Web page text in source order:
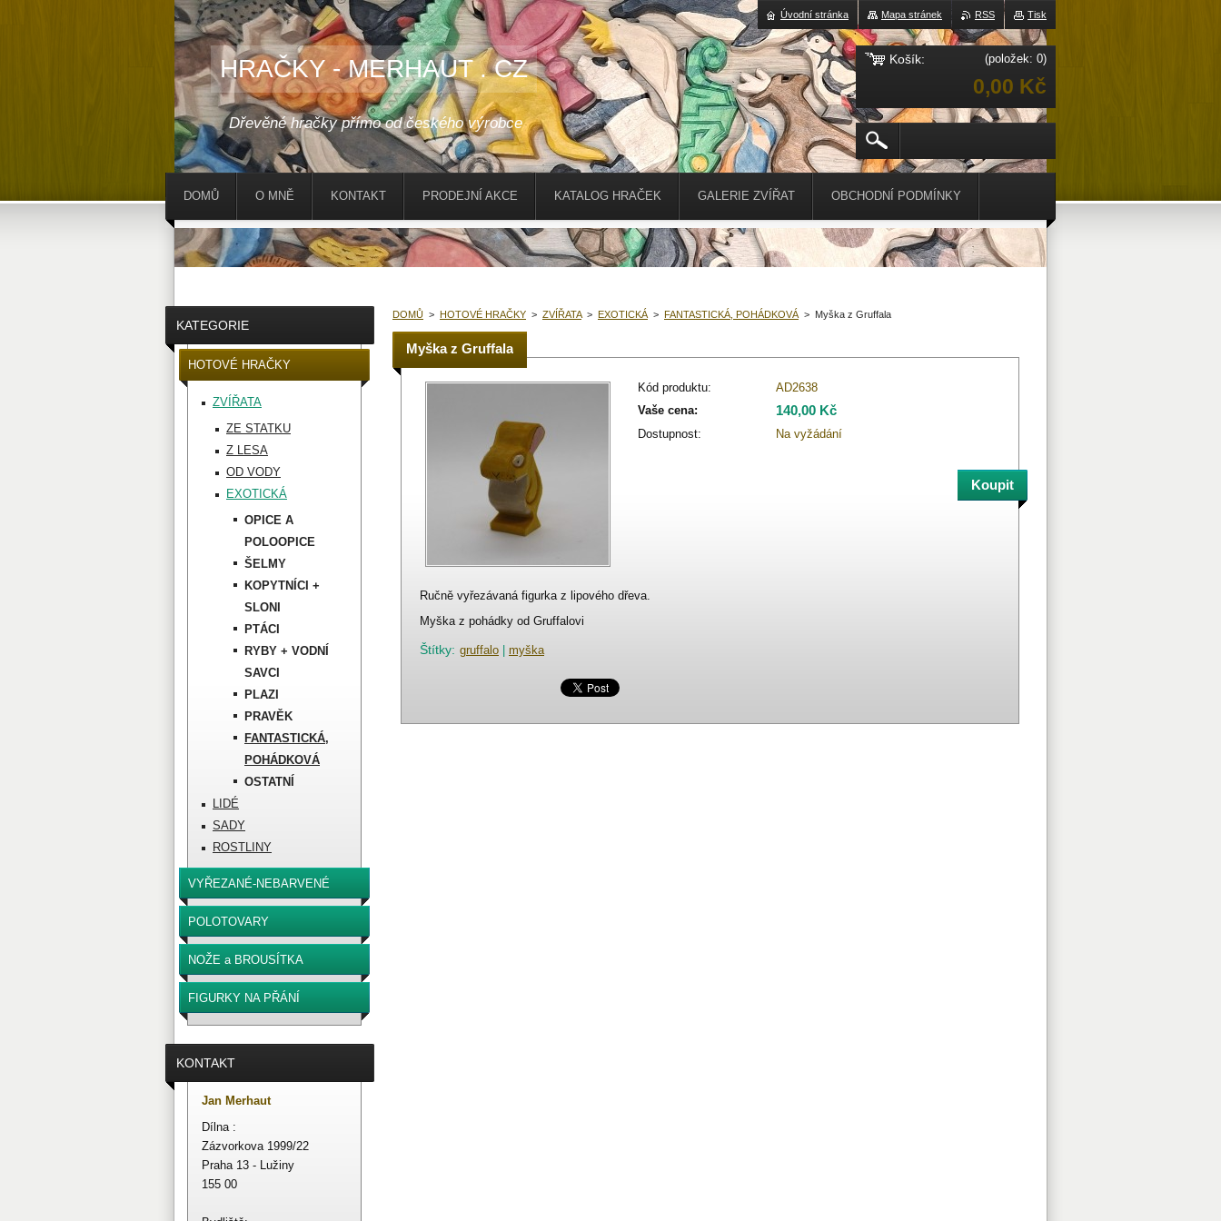
HRAČKY - MERHAUT . CZ
Dřevěné hračky přímo od českého výrobce
DOMŮ > HOTOVÉ HRAČKY > ZVÍŘATA > EXOTICKÁ > FANTASTICKÁ, POHÁDKOVÁ > Myška z Gruffala
Myška z Gruffala
Kód produktu:
AD2638
Vaše cena:
140,00 Kč
Dostupnost: Na vyžádání
Ručně vyřezávaná figurka z lipového dřeva.
Myška z pohádky od Gruffalovi
Štítky: gruffalo myška
KATEGORIE
HOTOVÉ HRAČKY
ZVÍŘATA
ZE STATKU
Z LESA
OD VODY
EXOTICKÁ
OPICE A
POLOOPICE
ŠELMY
KOPYTNÍCI +
SLONI
PTÁCI
RYBY + VODNÍ
SAVCI
PLAZI
PRAVĚK
FANTASTICKÁ,
POHÁDKOVÁ
OSTATNÍ
LIDÉ
SADY
ROSTLINY
VYŘEZANÉ-NEBARVENÉ
POLOTOVARY
NOŽE a BROUSÍTKA
FIGURKY NA PŘÁNÍ
KONTAKT
Jan Merhaut
Dílna :
Zázvorkova 1999/22
Praha 13 - Lužiny
155 00
DOMŮ O MNĚ KONTAKT PRODEJNÍ AKCE KATALOG HRAČEK GALERIE ZVÍŘAT OBCHODNÍ PODMÍNKY
Tisk
RSS
Mapa stránek
Úvodní stránka
Košík: (položek: 0)
0,00 Kč